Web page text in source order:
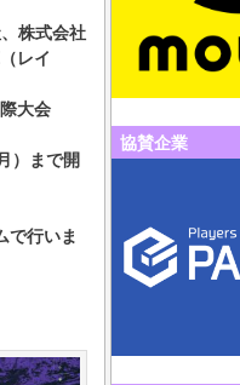
株式会社
レイ
大会
）まで開
で行いま
協賛企業